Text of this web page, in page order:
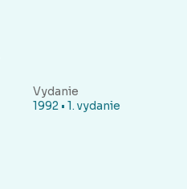
Vydanie
1992 • 1. vydanie